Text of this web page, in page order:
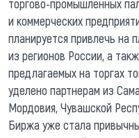
торгово-промышленных
и коммерческих
планируется привлечь на
из регионов России, а
предлагаемых на торгах
уделено партнерам из
Мордовия, Чувашской
Биржа уже стала